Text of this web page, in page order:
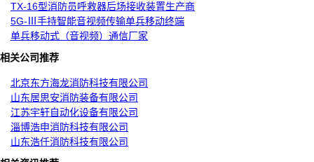
TX-16型消防员呼救器后场接收装置生产商
5G-Ⅲ手持智能音视频传输单兵移动终端
单兵移动式（音视频）通信厂家
相关公司推荐
北京东方海龙消防科技有限公司
山东居思安消防装备有限公司
江苏宇轩自动化设备有限公司
淄博浩申消防科技有限公司
山东浩仟消防科技有限公司